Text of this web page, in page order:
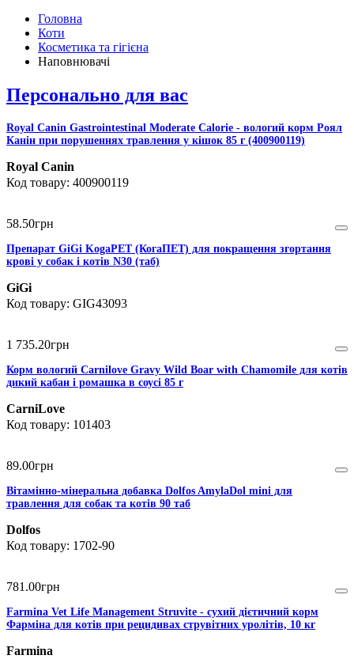
Головна
Коти
Косметика та гігієна
Наповнювачі
Персонально для вас
Royal Canin Gastrointestinal Moderate Calorie - вологий корм Роял
Канiн при порушеннях травлення у кішок 85 г (400900119)
Royal Canin
400900119
58.50грн
Препарат GiGi KogaPET (КогаПЕТ) для покращення згортання
крові у собак і котів N30 (таб)
GiGi
GIG43093
1 735.20грн
Корм вологий Carnilove Gravy Wild Boar with Chamomile для котів
дикий кабан і ромашка в соусі 85 г
CarniLove
101403
89.00грн
Вітамінно-мінеральна добавка Dolfos AmylaDol mini для
травлення для собак та котів 90 таб
Dolfos
1702-90
781 .00грн
Farmina Vet Life Management Struvite - сухий дієтичний корм
Фарміна для котів при рецидивах струвітних уролітів, 10 кг
Farmina